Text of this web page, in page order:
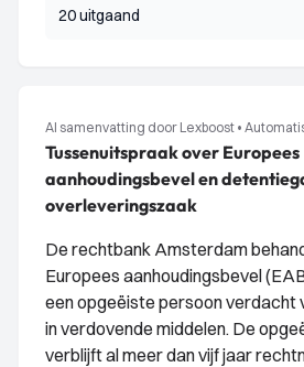
20 uitgaand
AI samenvatting door Lexboost •
Tussenuitspraak over Europees
aanhoudingsbevel en
overleveringszaak
De rechtbank Amsterdam
Europees aanhoudingsbevel
een opgeëiste persoon verdacht
in verdovende middelen. De
verblijft al meer dan vijf jaar